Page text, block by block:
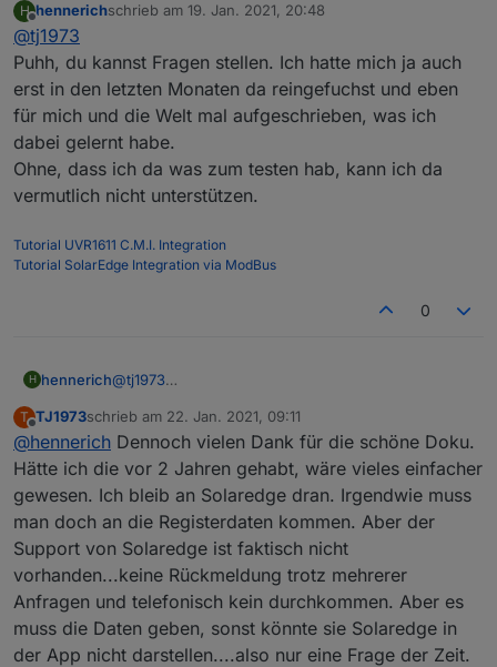
PVLeistungAktuell
4. Stat Import/Export
Quelle aus der InfluxDB sind
ACTotalRealPower
5. Stat Hausverbrauch
Quelle aus der InfluxDB sind
Hausverbrauch
PVExportierteEnergieAktuell -> siehe Blockly
Script oben
7. Stat PV Erzeugung heute
PVEigenverbrauchAktuell
Spoiler
9 Stat Nettobezug heute
Quelle aus der InfluxDB sind
PVImpertierteEnergieAktuell -> siehe Blockly
Script oben
10 Stat Ersparnis Tag
Quelle aus der InfluxDB sind
ErsparnisPVAnlageTag
Blockly Script (Kosten):
Spoiler
Master-Slave und schaffe es einfach nicht an die
aber WR2 kann ich nicht finden. Es muss die Daten
geben, bei Solaredge tauchen sie ja auch auf. aber im
Modbus Adapter finde ich die richtige Nummer nicht.
Batteriedaten habe ich gefunden (102853, 37, 55) aber
beim WR2 scheitere ich. Der wäre aber für den
Eigenverbrauch wichtig. Hast Du eine Idee?
H
Offline
hennerichschrieb am 19. Jan. 2021, 20:48
zuletzt editiert von
@tj1973
Puhh, du kannst Fragen stellen. Ich hatte mich ja auch
erst in den letzten Monaten da reingefuchst und eben
für mich und die Welt mal aufgeschrieben, was ich
dabei gelernt habe.
Ohne, dass ich da was zum testen hab, kann ich da
vermutlich nicht unterstützen.
Tutorial UVR1611 C.M.I. Integration
Tutorial SolarEdge Integration via ModBus
0
H hennerich@tj1973
auch erst in den letzten Monaten da reingefuchst
und eben für mich und die Welt mal
aufgeschrieben, was ich dabei gelernt habe.
Ohne, dass ich da was zum testen hab, kann ich da
vermutlich nicht unterstützen.
T
Offline
TJ1973schrieb am 22. Jan. 2021, 09:11
zuletzt editiert von
@hennerich Dennoch vielen Dank für die schöne Doku.
Hätte ich die vor 2 Jahren gehabt, wäre vieles einfacher
gewesen. Ich bleib an Solaredge dran. Irgendwie muss
man doch an die Registerdaten kommen. Aber der
Support von Solaredge ist faktisch nicht
vorhanden...keine Rückmeldung trotz mehrerer
Anfragen und telefonisch kein durchkommen. Aber es
muss die Daten geben, sonst könnte sie Solaredge in
der App nicht darstellen....also nur eine Frage der Zeit.